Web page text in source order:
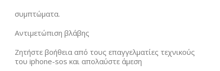
συμπτώματα.
Αντιμετώπιση βλάβης
Ζητήστε βοήθεια από τους επαγγελματίες τεχνικούς
του iphone-sos και απολαύστε άμεση